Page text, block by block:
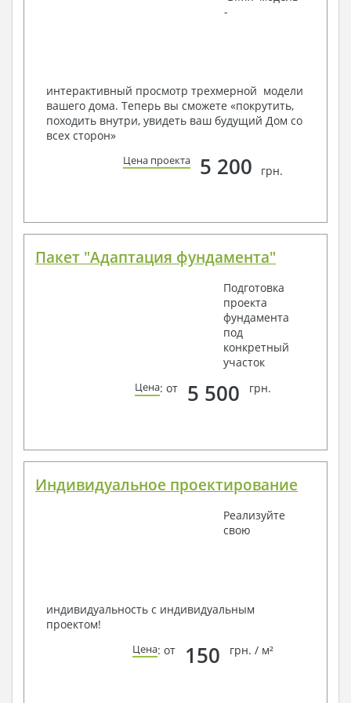
условий, за дополнительную плату.
Получить профессиональную консультацию у
наших специалистов, Вы можете любым
способом связи: закажите обратный звонок,
по viber, e-mail, телефон -
-
интерактивный просмотр трехмерной модели
вашего дома. Теперь вы сможете «покрутить,
походить внутри, увидеть ваш будущий Дом со
всех сторон»
Цена проекта 5 200 грн.
Пакет "Адаптация фундамента"
Подготовка
проекта
фундамента
под
конкретный
участок
Цена: от 5 500 грн.
Индивидуальное проектирование
Реализуйте
свою
индивидуальность с индивидуальным
проектом!
Цена: от 150 грн. / м²